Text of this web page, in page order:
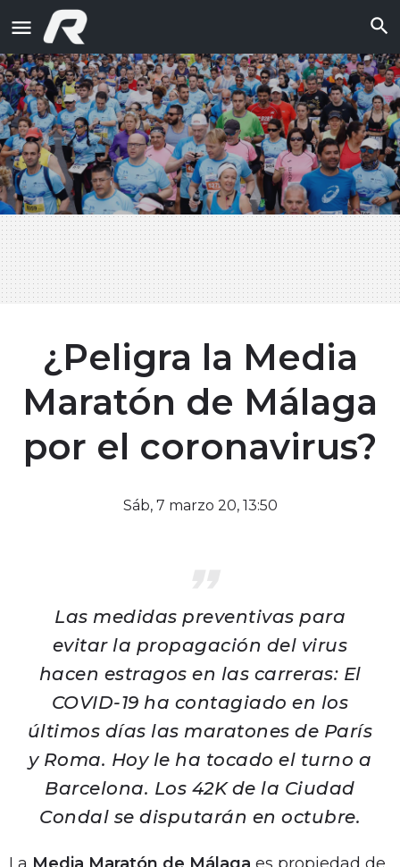
¿Peligra la Media
Maratón de Málaga
por el coronavirus?
Sáb, 7 marzo 20, 13:50
Las medidas preventivas para
evitar la propagación del virus
hacen estragos en las carreras: El
COVID-19 ha contagiado en los
últimos días las maratones de París
y Roma. Hoy le ha tocado el turno a
Barcelona. Los 42K de la Ciudad
Condal se disputarán en octubre.